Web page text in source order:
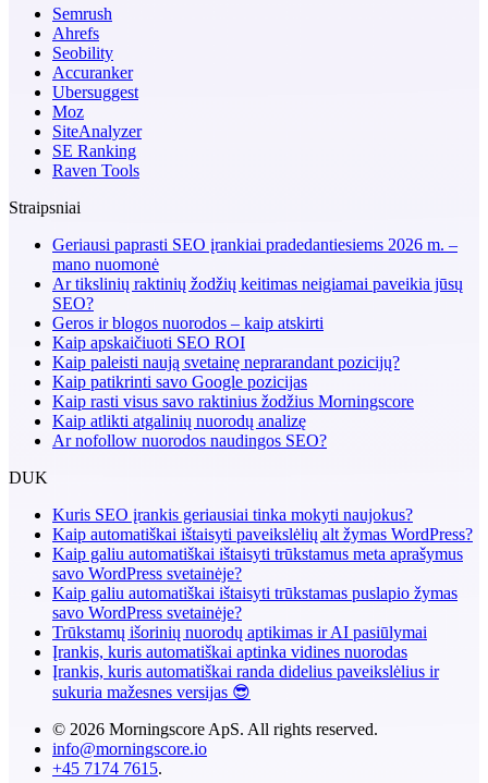
Semrush
Ahrefs
Seobility
Accuranker
Ubersuggest
Moz
SiteAnalyzer
SE Ranking
Raven Tools
Straipsniai
Geriausi paprasti SEO įrankiai pradedantiesiems 2026 m. –
mano nuomonė
Ar tikslinių raktinių žodžių keitimas neigiamai paveikia jūsų
SEO?
Geros ir blogos nuorodos – kaip atskirti
Kaip apskaičiuoti SEO ROI
Kaip paleisti naują svetainę neprarandant pozicijų?
Kaip patikrinti savo Google pozicijas
Kaip rasti visus savo raktinius žodžius Morningscore
Kaip atlikti atgalinių nuorodų analizę
Ar nofollow nuorodos naudingos SEO?
DUK
Kuris SEO įrankis geriausiai tinka mokyti naujokus?
Kaip automatiškai ištaisyti paveikslėlių alt žymas WordPress?
Kaip galiu automatiškai ištaisyti trūkstamus meta aprašymus
savo WordPress svetainėje?
Kaip galiu automatiškai ištaisyti trūkstamas puslapio žymas
savo WordPress svetainėje?
Trūkstamų išorinių nuorodų aptikimas ir AI pasiūlymai
Įrankis, kuris automatiškai aptinka vidines nuorodas
Įrankis, kuris automatiškai randa didelius paveikslėlius ir
sukuria mažesnes versijas 😎
© 2026 Morningscore ApS. All rights reserved.
info@morningscore.io
+45 7174 7615.